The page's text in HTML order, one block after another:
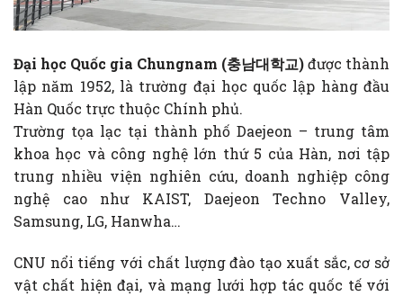
Đại học Quốc gia Chungnam (충남대학교)được thành
lập năm 1952, là trường đại học quốc lập hàng đầu
Hàn Quốc trực thuộc Chính phủ.
Trường tọa lạc tại thành phố Daejeon – trung tâm
khoa học và công nghệ lớn thứ 5 của Hàn, nơi tập
trung nhiều viện nghiên cứu, doanh nghiệp công
nghệ cao như KAIST, Daejeon Techno Valley,
Samsung, LG, Hanwha…
CNU nổi tiếng với chất lượng đào tạo xuất sắc, cơ sở
vật chất hiện đại, và mạng lưới hợp tác quốc tế với